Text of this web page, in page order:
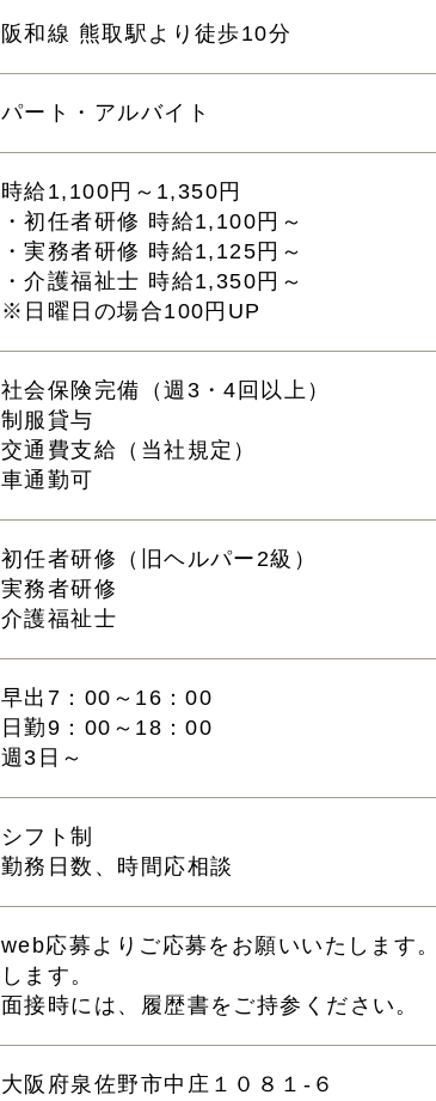
阪和線 熊取駅より徒歩10分
パート・アルバイト
時給1,100円～1,350円
・初任者研修 時給1,100円～
・実務者研修 時給1,125円～
・介護福祉士 時給1,350円～
※日曜日の場合100円UP
社会保険完備（週3・4回以上）
制服貸与
交通費支給（当社規定）
車通勤可
初任者研修（旧ヘルパー2級）
実務者研修
介護福祉士
早出7：00～16：00
日勤9：00～18：00
週3日～
シフト制
勤務日数、時間応相談
web応募よりご応募をお願いいたします
します。
面接時には、履歴書をご持参ください。
大阪府泉佐野市中庄１０８１-６